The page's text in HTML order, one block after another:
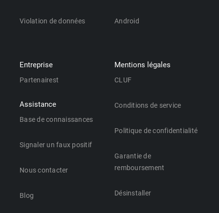
Violation de données Android
Entreprise
Partenairest
Assistance
Base de connaissances
Signaler un faux positif
Nous contacter
Blog
Mentions légales
CLUF
Conditions de service
Politique de confidentialité
Garantie de
remboursement
Désinstaller